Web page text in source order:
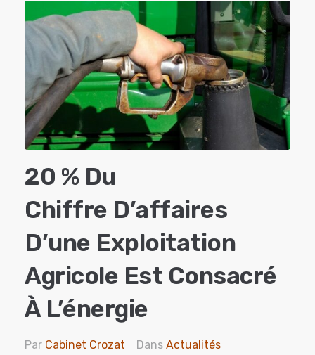
20 % Du
Chiffre D’affaires
D’une Exploitation
Agricole Est Consacré
À L’énergie
Par Cabinet Crozat Dans Actualités